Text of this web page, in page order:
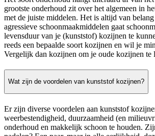
grootste onderhoud zit over het algemeen in
met de juiste middelen. Het is altijd van
agressieve schoonmaakmiddelen gaat
levensduur van je (kunststof) kozijnen te
reeds een bepaalde soort kozijnen en wil je
Vergelijk dan kozijnen om je oude kozijnen te
Wat zijn de voordelen van kunststof kozijnen?
Er zijn diverse voordelen aan kunststof
weerbestendigheid, duurzaamheid (en
onderhoud en makkelijk schoon te houden.